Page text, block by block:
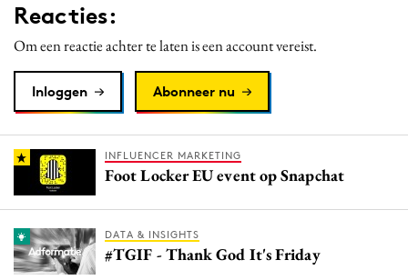
Merkstrategie
PR
Programmatic
Purpose Marketing
Reputatie & crisis
Reacties:
Om een reactie achter te laten is een account vereist.
Inloggen Abonneer nu
INFLUENCER MARKETING
Foot Locker EU event op Snapchat
DATA & INSIGHTS
#TGIF - Thank God It's Friday